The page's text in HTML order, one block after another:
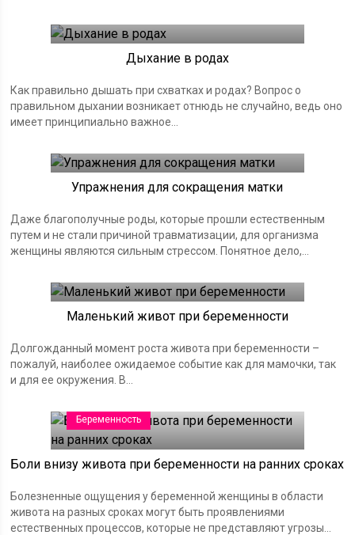
Дыхание в родах
Как правильно дышать при схватках и родах? Вопрос о
правильном дыхании возникает отнюдь не случайно, ведь оно
имеет принципиально важное...
Упражнения для сокращения матки
Даже благополучные роды, которые прошли естественным
путем и не стали причиной травматизации, для организма
женщины являются сильным стрессом. Понятное дело,...
Маленький живот при беременности
Долгожданный момент роста живота при беременности –
пожалуй, наиболее ожидаемое событие как для мамочки, так
и для ее окружения. В...
Беременность
Боли внизу живота при беременности на ранних сроках
Болезненные ощущения у беременной женщины в области
живота на разных сроках могут быть проявлениями
естественных процессов, которые не представляют угрозы...